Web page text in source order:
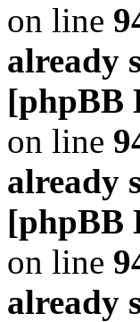
on line
already
[phpBB
on line
already
[phpBB
on line
already